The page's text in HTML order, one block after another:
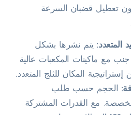
تعطيل قضبان السرعة
المتعدد:يتم نشرها بشكل
مع ماكينات المكعبات عالية
المكان للثلج المتعدد.
الحجم حسب طلب
مع القدرات المشتركة